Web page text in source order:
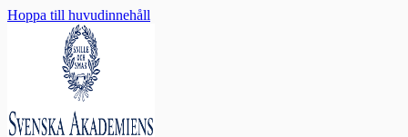
Hoppa till huvudinnehåll